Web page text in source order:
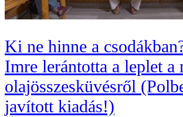
Ki ne hinne a
Imre lerántotta a leplet a
olajösszesküvésről
javított kiadás!)